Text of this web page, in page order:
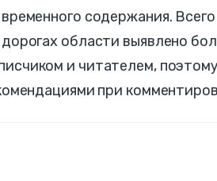
содержания. Всего
области выявлено
и читателем,
при